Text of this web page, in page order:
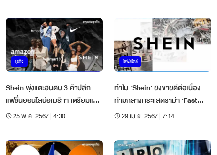
ธุรกิจ
Shein พุ่งแตะอันดับ 3 ค้าปลีก
แฟชั่นออนไลน์อเมริกา เตรียมแซง
Amazon ?
25 พ.ค. 2567 | 4:30
ไลฟ์สไตล์
ทำไม ‘Shein’ ยังขายดีต่อเนื่อง
ท่ามกลางกระแสดราม่า ‘Fast
Fashion’
29 เม.ย. 2567 | 7:14